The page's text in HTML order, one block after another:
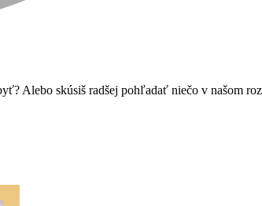
Alebo skúsiš radšej pohľadať niečo v našom